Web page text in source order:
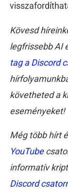
Kövesd
legfrissebb AI
tag a Discord
követheted a
eseményeket!
Még több hírt
YouTube
informatív
Discord